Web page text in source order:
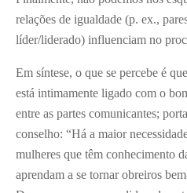
relações de igualdade (p. ex.,
líder/liderado) influenciam no
Em síntese, o que se percebe é
está intimamente ligado com o
entre as partes comunicantes;
conselho: “Há a maior
mulheres que têm conhecimento
aprendam a se tornar obreiros